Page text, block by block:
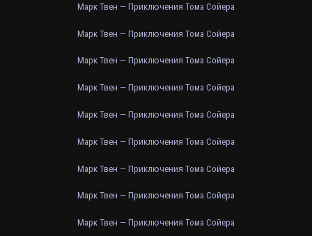
Марк Твен — Приключения Тома Сойера
Марк Твен — Приключения Тома Сойера
Марк Твен — Приключения Тома Сойера
Марк Твен — Приключения Тома Сойера
Марк Твен — Приключения Тома Сойера
Марк Твен — Приключения Тома Сойера
Марк Твен — Приключения Тома Сойера
Марк Твен — Приключения Тома Сойера
Марк Твен — Приключения Тома Сойера